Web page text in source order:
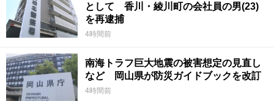
として 香川・綾川町の会社員の男(23)
を再逮捕
4時間前
南海トラフ巨大地震の被害想定の見直し
など 岡山県が防災ガイドブックを改訂
4時間前